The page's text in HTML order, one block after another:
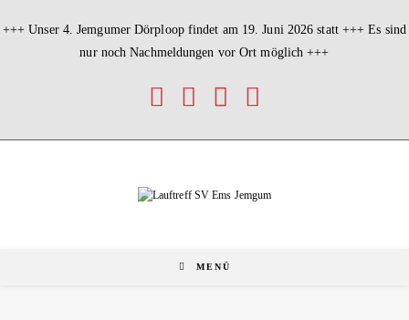
Inhalt
+++ Unser 4. Jemgumer Dörploop findet am 19. Juni 2026 statt +++ Es sind
nur noch Nachmeldungen vor Ort möglich +++
MENÜ